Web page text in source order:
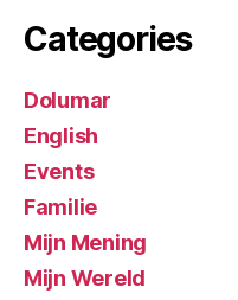
Categories
Dolumar
English
Events
Familie
Mijn Mening
Mijn Wereld